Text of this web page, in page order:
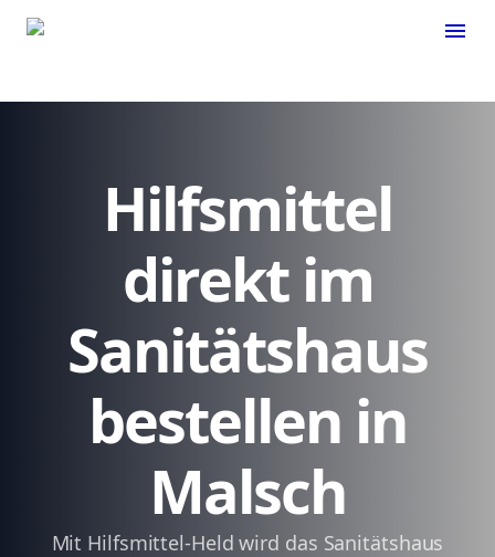
menu
Hilfsmittel
direkt im
Sanitätshaus
bestellen in
Malsch
Mit Hilfsmittel-Held wird das Sanitätshaus